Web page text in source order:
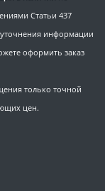
Статьи 437
информации
оформить заказ
только точной
цен.